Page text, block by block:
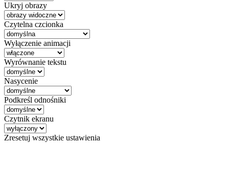
Ukryj obrazy
Czytelna czcionka
Wyłączenie animacji
Wyrównanie tekstu
Nasycenie
Podkreśl odnośniki
Czytnik ekranu
Zresetuj wszystkie ustawienia